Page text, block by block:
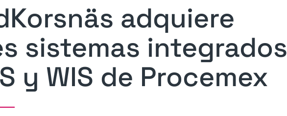
adquiere
sistemas integrados
y WIS de Procemex